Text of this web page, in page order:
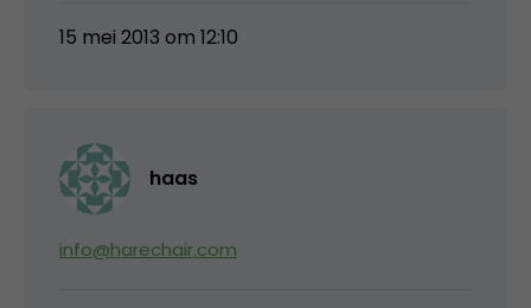
15 mei 2013 om 12:10
haas
info@harechair.com